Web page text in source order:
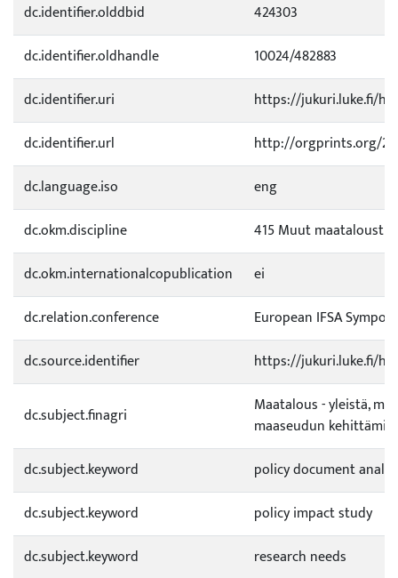
dc.identifier.olddbid
424303
dc.identifier.oldhandle
10024/482883
dc.identifier.uri
https://jukuri.luke.fi/
dc.identifier.url
http://orgprints.org/
dc.language.iso
eng
dc.okm.discipline
415 Muut
dc.okm.internationalcopublication
ei
dc.relation.conference
European IFSA
dc.source.identifier
https://jukuri.luke.fi/
dc.subject.finagri
Maatalous - yleistä,
maaseudun
dc.subject.keyword
policy document
dc.subject.keyword
policy impact study
dc.subject.keyword
research needs